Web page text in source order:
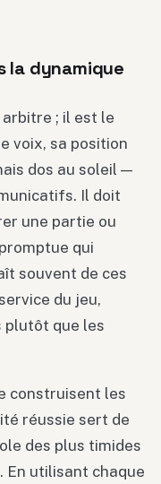
la dynamique
arbitre ; il est le
voix, sa position
dos au soleil —
Il doit
une partie ou
qui
souvent de ces
du jeu,
que les
construisent les
réussie sert de
des plus timides
utilisant chaque